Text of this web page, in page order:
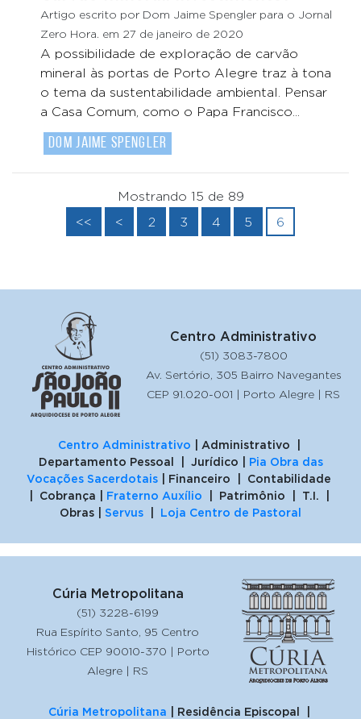
Artigo escrito por Dom Jaime Spengler para o Jornal
Zero Hora. em 27 de janeiro de 2020
A possibilidade de exploração de carvão
mineral às portas de Porto Alegre traz à tona
o tema da sustentabilidade ambiental. Pensar
a Casa Comum, como o Papa Francisco...
Dom Jaime Spengler
Mostrando 15 de 89
<<
< 2 3 4 5 6
Centro Administrativo
(51) 3083-7800
Av. Sertório, 305 Bairro Navegantes
CEP 91.020-001 | Porto Alegre | RS
Centro Administrativo | Administrativo |
Departamento Pessoal | Jurídico | Pia Obra das
Vocações Sacerdotais | Financeiro | Contabilidade
| Cobrança | Fraterno Auxílio | Patrimônio | T.I. |
Obras | Servus Loja Centro de Pastoral
Cúria Metropolitana
(51) 3228-6199
Rua Espírito Santo, 95 Centro
Histórico CEP 90010-370 | Porto
Alegre | RS
Cúria Metropolitana | Residência Episcopal |